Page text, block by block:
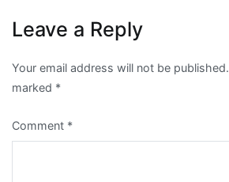
Leave a Reply
Your email address will not be published.
marked *
Comment *